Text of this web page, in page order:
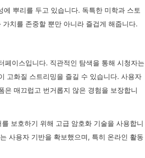
뿌리를 두고 있습니다. 독특한 미학과 스토
치를 존중할 뿐만 아니라 즐겁게 해줍니다.
페이스입니다. 직관적인 탐색을 통해 시청자는
고화질 스트리밍을 즐길 수 있습니다. 사용자
매끄럽고 번거롭지 않은 경험을 보장합니
보호하기 위해 고급 암호화 기술을 사용합니
사용자 기반을 확보했으며, 특히 온라인 활동